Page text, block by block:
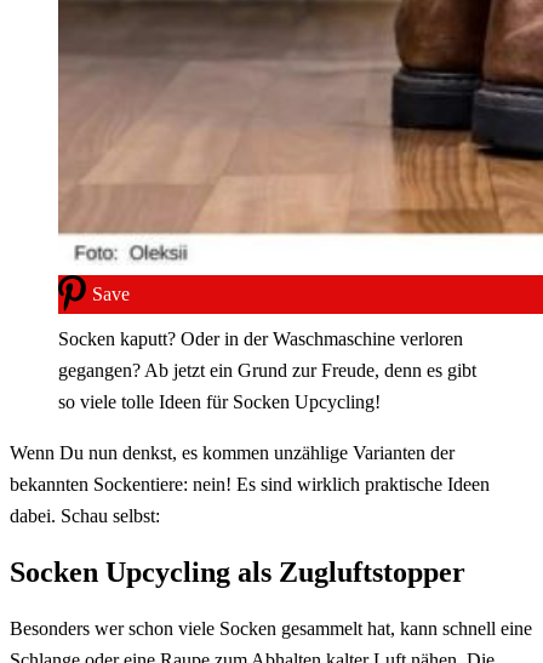
Save
Socken kaputt? Oder in der Waschmaschine verloren
gegangen? Ab jetzt ein Grund zur Freude, denn es gibt
so viele tolle Ideen für Socken Upcycling!
Wenn Du nun denkst, es kommen unzählige Varianten der
bekannten Sockentiere: nein! Es sind wirklich praktische Ideen
dabei. Schau selbst:
Socken Upcycling als Zugluftstopper
Besonders wer schon viele Socken gesammelt hat, kann schnell eine